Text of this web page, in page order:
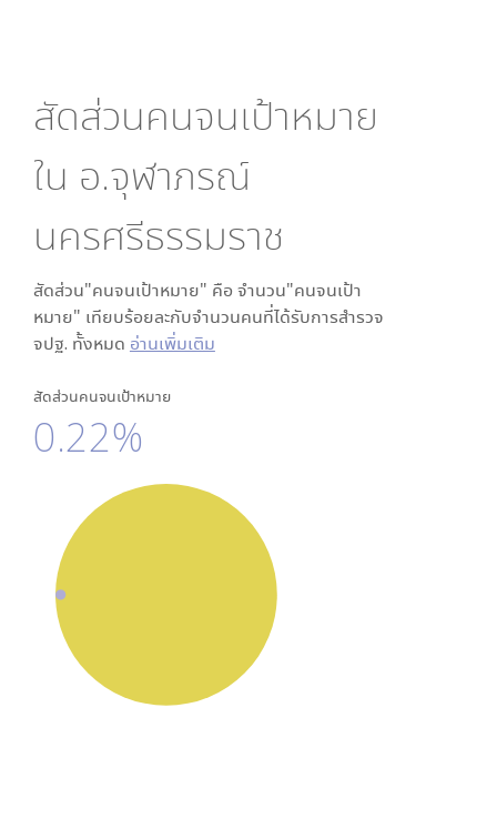
สัดส่วนคนจนเป้าหมาย
ใน อ.จุฬาภรณ์
นครศรีธรรมราช
สัดส่วน"คนจนเป้าหมาย" คือ จำนวน"คนจนเป้า
หมาย" เทียบร้อยละกับจำนวนคนที่ได้รับการสำรวจ
จปฐ. ทั้งหมด อ่านเพิ่มเติม
สัดส่วนคนจนเป้าหมาย
0.22%